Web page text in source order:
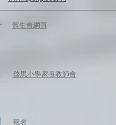
​舊生會網頁
​啓思小學家長教師會
​報名